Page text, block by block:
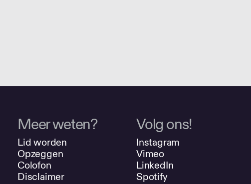
Meer weten?
Lid worden
Opzeggen
Colofon
Disclaimer
Volg ons!
Instagram
Vimeo
LinkedIn
Spotify